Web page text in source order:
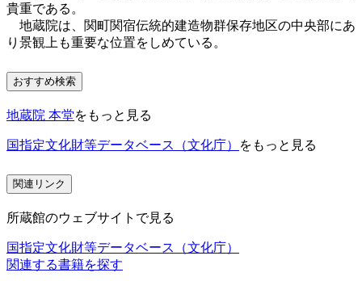
貴重である。
地蔵院は、関町関宿伝統的建造物群保存地区の中央部にあ
り景観上も重要な位置をしめている。
おすすめ検索
地蔵院 本堂をもっと見る
国指定文化財等データベース（文化庁） をもっと見る
関連リンク
所蔵館のウェブサイトで見る
国指定文化財等データベース（文化庁）
関連する書籍を探す